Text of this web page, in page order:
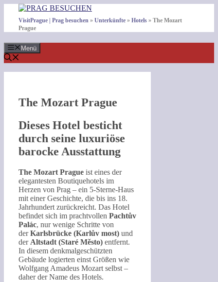
Inhalt
springen
VisitPrague | Prag besuchen » Unterkünfte » Hotels » The Mozart
Prague
Menü
The Mozart Prague
Dieses Hotel besticht
durch seine luxuriöse
barocke Ausstattung
The Mozart Prague ist eines der
elegantesten Boutiquehotels im
Herzen von Prag – ein 5-Sterne-Haus
mit einer Geschichte, die bis ins 18.
Jahrhundert zurückreicht. Das Hotel
befindet sich im prachtvollen Pachtův
Palác, nur wenige Schritte von
derKarlsbrücke (Karlův most) und
der Altstadt (Staré Město) entfernt.
In diesem denkmalgeschützten
Gebäude logierten einst Größen wie
Wolfgang Amadeus Mozart selbst –
daher der Name des Hotels.